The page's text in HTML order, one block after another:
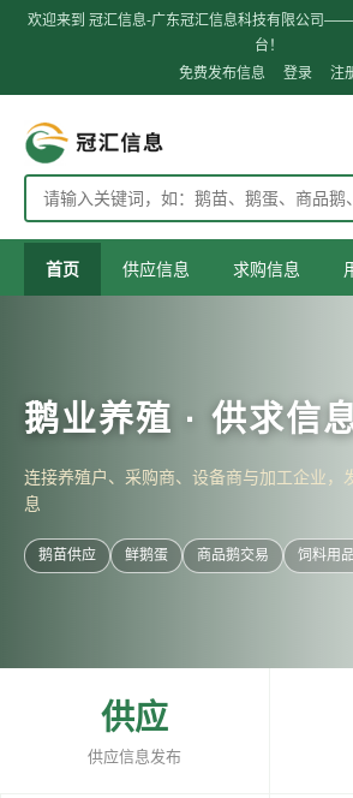
欢迎来到 冠汇信息-广东冠汇信息科技有限公司
台！
免费发布信息
登录 注
首页 供应信息 求购信息
鹅业养殖 · 供求信
连接养殖户、采购商、设备商与加工企业，
息
鹅苗供应 鲜鹅蛋 商品鹅交易 饲料用品
供应
供应信息发布